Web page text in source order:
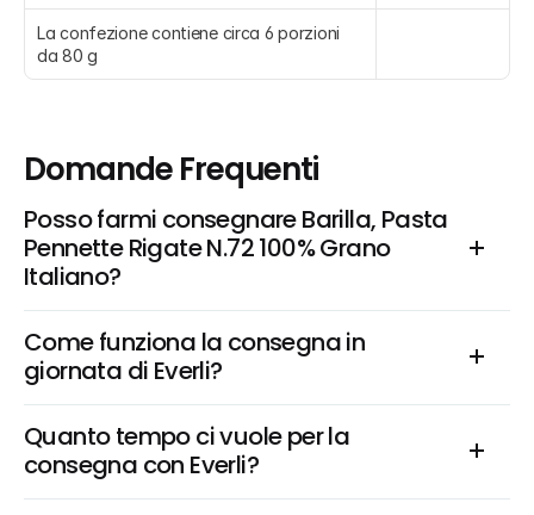
La confezione contiene circa 6 porzioni
da 80 g
Domande Frequenti
Posso farmi consegnare Barilla, Pasta
Pennette Rigate N.72 100% Grano
Italiano?
Come funziona la consegna in
giornata di Everli?
Quanto tempo ci vuole per la
consegna con Everli?